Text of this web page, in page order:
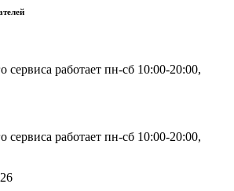
сервиса работает пн-сб 10:00-20:00,
сервиса работает пн-сб 10:00-20:00,